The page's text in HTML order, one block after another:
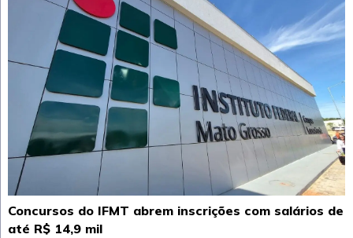
Concursos do IFMT abrem inscrições com salários de
até R$ 14,9 mil